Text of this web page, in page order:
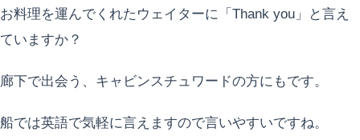
お料理を運んでくれたウェイターに「Thank you」と言え
ていますか？
廊下で出会う、キャビンスチュワードの方にもです。
船では英語で気軽に言えますので言いやすいですね。